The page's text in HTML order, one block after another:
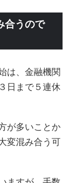
合うので
は、金融機関
日まで５連休
が多いことか
変混み合う可